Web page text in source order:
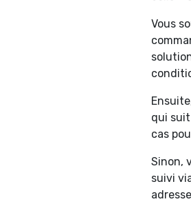
Vous
qui suit
cas
Sinon,
suivi